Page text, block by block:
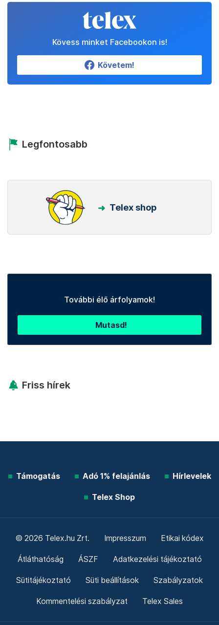
Kövess minket Facebookon is!
Követem!
Legfontosabb
Telex shop
További élő árfolyamok!
Mutasd!
Friss hírek
Támogatás Adó 1% felajánlás Hírlevelek
Telex Shop
© 2026 Telex.hu Zrt. Impresszum Etikai kódex
Átláthatóság ÁSZF Adatkezelési tájékoztató
Sütitájékoztató Süti beállítások Szabályzatok
Kommentelési szabályzat Telex Sales